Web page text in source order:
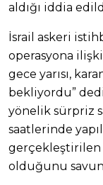
aldığı iddia
İsrail askeri
operasyona
gece yarısı,
bekliyordu”
yönelik sürpriz
saatlerinde
gerçekleştirilen
olduğunu